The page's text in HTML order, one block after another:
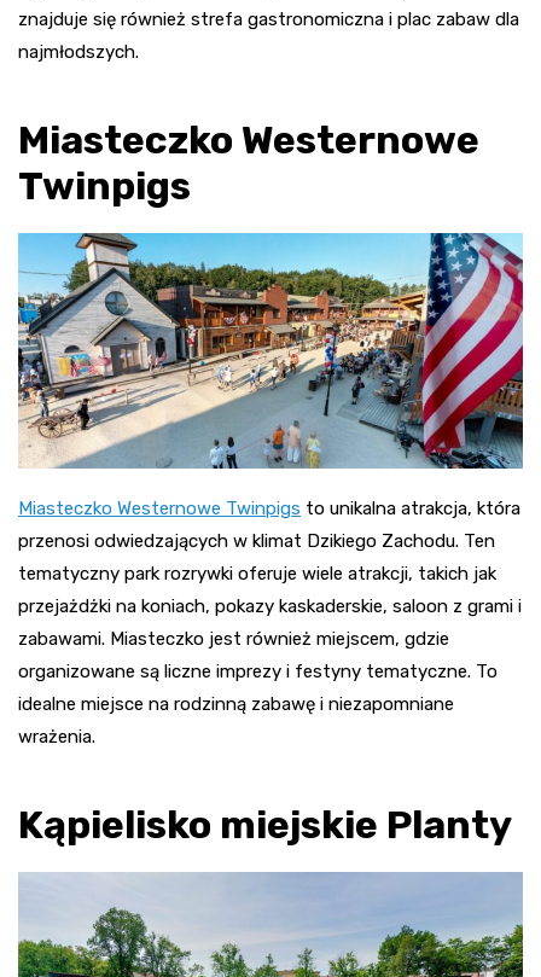
znajduje się również strefa gastronomiczna i plac zabaw dla
najmłodszych.
Miasteczko Westernowe
Twinpigs
Miasteczko Westernowe Twinpigs to unikalna atrakcja, która
przenosi odwiedzających w klimat Dzikiego Zachodu. Ten
tematyczny park rozrywki oferuje wiele atrakcji, takich jak
przejażdżki na koniach, pokazy kaskaderskie, saloon z grami i
zabawami. Miasteczko jest również miejscem, gdzie
organizowane są liczne imprezy i festyny tematyczne. To
idealne miejsce na rodzinną zabawę i niezapomniane
wrażenia.
Kąpielisko miejskie Planty